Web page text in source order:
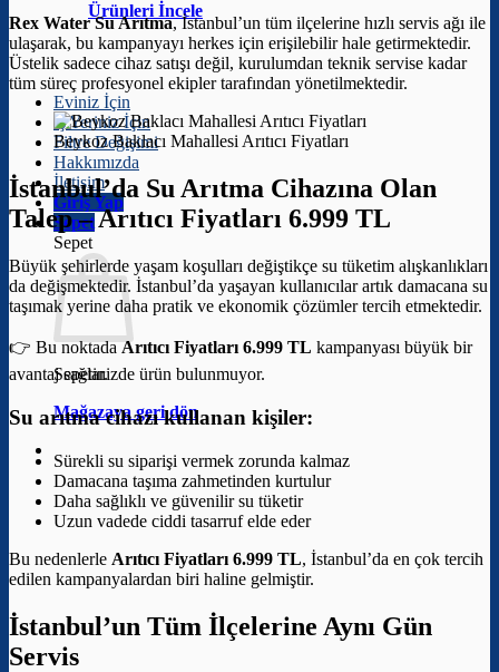
Ürünleri İncele
Eviniz İçin
İş Yeriniz İçin
Filtre Değişimi
Hakkımızda
İletişim
Giriş Yap
Sepet
Sepet
Sepetinizde ürün bulunmuyor.
Mağazaya geri dön
Rex Water Su Arıtma, İstanbul’un tüm ilçelerine hızlı servis ağı ile
ulaşarak, bu kampanyayı herkes için erişilebilir hale getirmektedir.
Üstelik sadece cihaz satışı değil, kurulumdan teknik servise kadar
tüm süreç profesyonel ekipler tarafından yönetilmektedir.
Beykoz Baklacı Mahallesi Arıtıcı Fiyatları
İstanbul’da Su Arıtma Cihazına Olan
Talep –Arıtıcı Fiyatları 6.999 TL
Büyük şehirlerde yaşam koşulları değiştikçe su tüketim alışkanlıkları
da değişmektedir. İstanbul’da yaşayan kullanıcılar artık damacana su
taşımak yerine daha pratik ve ekonomik çözümler tercih etmektedir.
👉 Bu noktadaArıtıcı Fiyatları 6.999 TL kampanyası büyük bir
avantaj sağlar.
Su arıtma cihazı kullanan kişiler:
Sürekli su siparişi vermek zorunda kalmaz
Damacana taşıma zahmetinden kurtulur
Daha sağlıklı ve güvenilir su tüketir
Uzun vadede ciddi tasarruf elde eder
Bu nedenlerle Arıtıcı Fiyatları 6.999 TL, İstanbul’da en çok tercih
edilen kampanyalardan biri haline gelmiştir.
İstanbul’un Tüm İlçelerine Aynı Gün
Servis